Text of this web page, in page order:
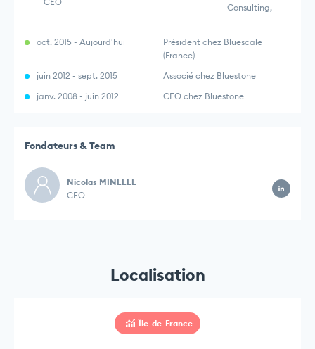
Consulting,
oct. 2015 - Aujourd'hui
Président chez Bluescale
(France)
juin 2012 - sept. 2015
Associé chez Bluestone
janv. 2008 - juin 2012
CEO chez Bluestone
Fondateurs & Team
Nicolas MINELLE
CEO
Localisation
Île-de-France